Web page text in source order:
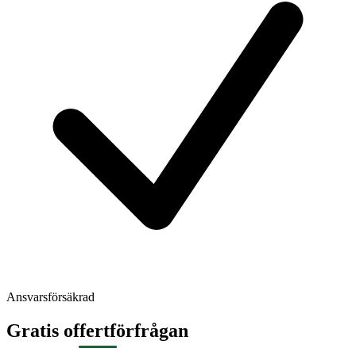
Ansvarsförsäkrad
Gratis offertförfrågan